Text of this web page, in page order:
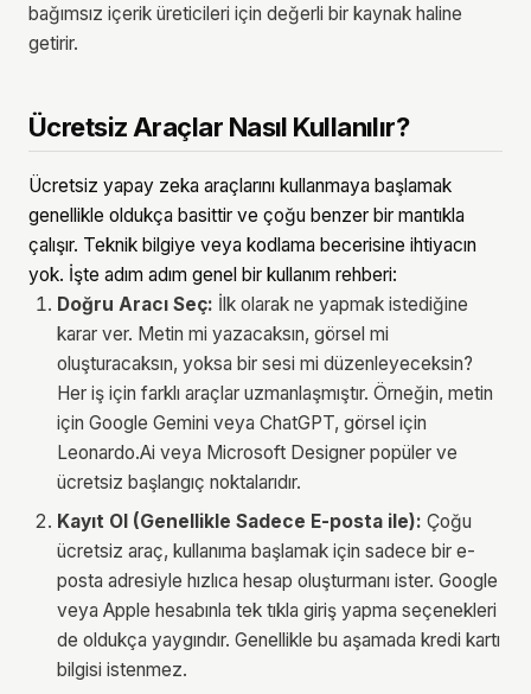
bağımsız içerik üreticileri için değerli bir kaynak haline
getirir.
Ücretsiz Araçlar Nasıl Kullanılır?
Ücretsiz yapay zeka araçlarını kullanmaya başlamak
genellikle oldukça basittir ve çoğu benzer bir mantıkla
çalışır. Teknik bilgiye veya kodlama becerisine ihtiyacın
yok. İşte adım adım genel bir kullanım rehberi:
Doğru Aracı Seç: İlk olarak ne yapmak istediğine
karar ver. Metin mi yazacaksın, görsel mi
oluşturacaksın, yoksa bir sesi mi düzenleyeceksin?
Her iş için farklı araçlar uzmanlaşmıştır. Örneğin, metin
için Google Gemini veya ChatGPT, görsel için
Leonardo.Ai veya Microsoft Designer popüler ve
ücretsiz başlangıç noktalarıdır.
Kayıt Ol (Genellikle Sadece E-posta ile): Çoğu
ücretsiz araç, kullanıma başlamak için sadece bir e-
posta adresiyle hızlıca hesap oluşturmanı ister. Google
veya Apple hesabınla tek tıkla giriş yapma seçenekleri
de oldukça yaygındır. Genellikle bu aşamada kredi kartı
bilgisi istenmez.